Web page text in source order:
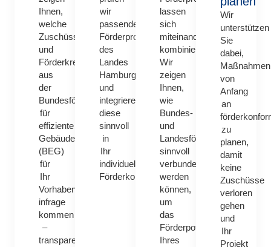
Ihnen,
welche
Zuschüsse
und
Förderkredite
aus
der
Bundesförderung
für
effiziente
Gebäude
(BEG)
für
Ihr
Vorhaben
infrage
kommen
–
transparent,
wir
passende
Förderprogramme
des
Landes
Hamburg
und
integrieren
diese
sinnvoll
in
Ihr
individuelles
Förderkonzept.
lassen
sich
miteinander
kombinieren.
Wir
zeigen
Ihnen,
wie
Bundes-
und
Landesförderungen
sinnvoll
verbunden
werden
können,
um
das
Förderpotenzial
Ihres
Wir
unterstützen
Sie
dabei,
Maßnahmen
von
Anfang
an
zu
planen,
damit
keine
Zuschüsse
verloren
gehen
und
Ihr
Projekt